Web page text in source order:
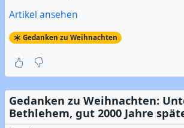
Artikel ansehen
Gedanken zu Weihnachten
Gedanken zu Weihnachten:
Bethlehem, gut 2000 Jahre